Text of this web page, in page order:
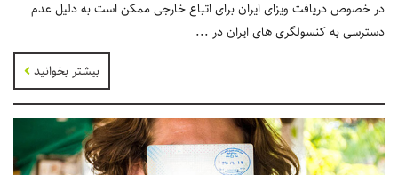
در خصوص دریافت ویزای ایران برای اتباع خارجی ممکن است به دلیل عدم
دسترسی به کنسولگری های ایران در ...
بیشتر بخوانید